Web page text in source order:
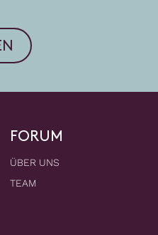
FORUM
ÜBER UNS
TEAM